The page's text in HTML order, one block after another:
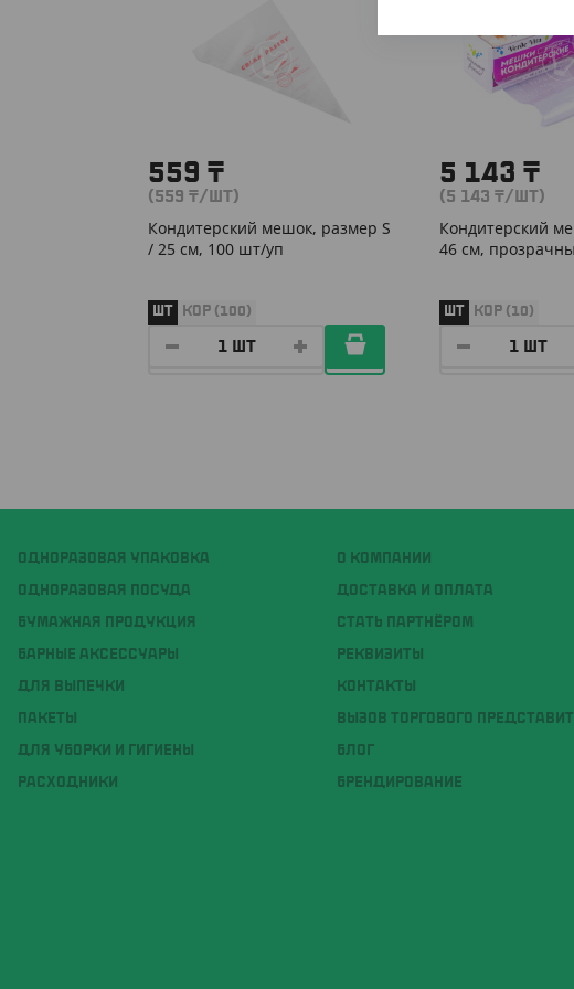
559 ₸
(559 ₸/ШТ)
Кондитерский мешок, размер S
/ 25 см, 100 шт/уп
ШТ КОР (100)
5 143 ₸
(5 143 ₸/ШТ)
Кондитерский
46 см,
ШТ КОР (10)
ОДНОРАЗОВАЯ УПАКОВКА
ОДНОРАЗОВАЯ ПОСУДА
БУМАЖНАЯ ПРОДУКЦИЯ
БАРНЫЕ АКСЕССУАРЫ
ДЛЯ ВЫПЕЧКИ
ПАКЕТЫ
ДЛЯ УБОРКИ И ГИГИЕНЫ
РАСХОДНИКИ
О КОМПАНИИ
ДОСТАВКА И ОПЛАТА
СТАТЬ ПАРТНЁРОМ
РЕКВИЗИТЫ
КОНТАКТЫ
ВЫЗОВ ТОРГОВОГО
БЛОГ
БРЕНДИРОВАНИЕ